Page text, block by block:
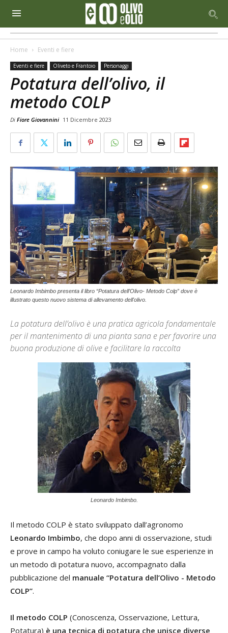
Home Eventi e fiere
Eventi e fiere Oliveto e Frantoio Personaggi
Potatura dell’olivo, il
metodo COLP
Di Fiore Giovannini 11 Dicembre 2023
Leonardo Imbimbo presenta il libro “Potatura dell’Olivo- Metodo Colp” dove è
illustrato questo nuovo sistema di allevamento dell'olivo.
La potatura dell’olivo è una pratica agricola fondamentale
per il mantenimento di una pianta sana e per favorire una
buona produzione di olive e facilitare la raccolta
Leonardo Imbimbo.
Il metodo COLP è stato sviluppato dall’agronomo
Leonardo Imbimbo, che dopo anni di osservazione, studi
e prove in campo ha voluto coniugare le sue esperienze in
un metodo di potatura nuovo, accompagnato dalla
pubblicazione del manuale “Potatura dell’Olivo - Metodo
COLP”.
Il metodo COLP (Conoscenza, Osservazione, Lettura,
Potatura) è una tecnica di potatura che unisce diverse